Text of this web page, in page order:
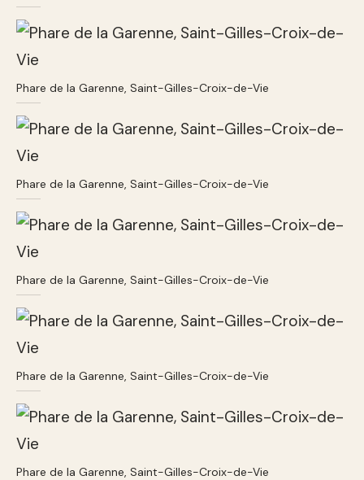
Phare de la Garenne, Saint-Gilles-Croix-de-Vie
Phare de la Garenne, Saint-Gilles-Croix-de-Vie
Phare de la Garenne, Saint-Gilles-Croix-de-Vie
Phare de la Garenne, Saint-Gilles-Croix-de-Vie
Phare de la Garenne, Saint-Gilles-Croix-de-Vie